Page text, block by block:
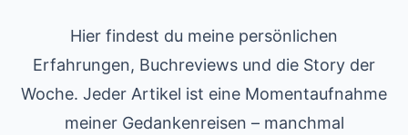
Hier findest du meine persönlichen
Erfahrungen, Buchreviews und die Story der
Woche. Jeder Artikel ist eine Momentaufnahme
meiner Gedankenreisen – manchmal